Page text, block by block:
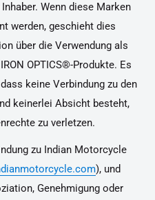
Wenn diese Marken
werden, geschieht dies
über die Verwendung als
OPTICS®-Produkte. Es
keine Verbindung zu den
keinerlei Absicht besteht,
zu verletzen.
zu Indian Motorcycle
), und
Genehmigung oder